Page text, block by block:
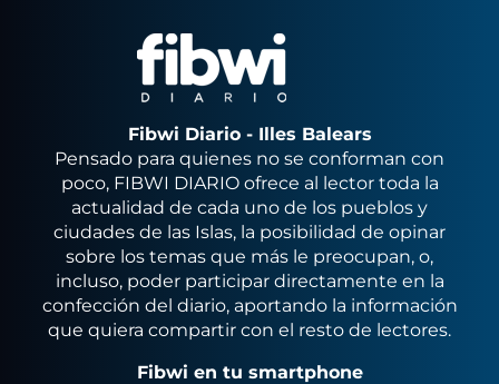
Fibwi Diario - Illes Balears
Pensado para quienes no se conforman con
poco, FIBWI DIARIO ofrece al lector toda la
actualidad de cada uno de los pueblos y
ciudades de las Islas, la posibilidad de opinar
sobre los temas que más le preocupan, o,
incluso, poder participar directamente en la
confección del diario, aportando la información
que quiera compartir con el resto de lectores.
Fibwi en tu smartphone